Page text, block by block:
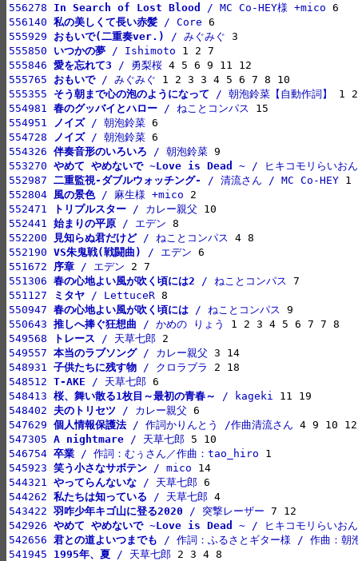
556278 In Search of Lost Blood / MC Co-HEY様 +mico
556140 私の美しくて長い赤髪 / Core
555929 おもいで(二重奏ver.) / みぐみぐ
555850 いつかの夢 / Ishimoto
555846 愛を忘れて3 / 勇梨桜
555765 おもいで / みぐみぐ
555355 そう朝まで心の泡のようになって / 朝泡鈴菜【自動作詞】
554981 春のグッバイとハロー / ねことコンパス
554951
ノイズ / 朝泡鈴菜
554728
ノイズ / 朝泡鈴菜
554326 伴奏音形のいろいろ / 朝泡鈴菜
553270 やめて やめないで ~Love is Dead ~ / ヒキコモリらい
552987 二重監視-ダブルウォッチング-
/ 清流さん / MC Co-HEY
552804 風の景色 / 麻生様 +mico
552471
トリプルスター / カレー親父
552441 始まりの平原 / エデン
552200
見知らぬ君だけど / ねことコンパス
552190 VS朱鬼戦(戦闘曲) / エデン
551672 序章 / エデン
551306 春の心地よい風が吹く頃には2 / ねことコンパス
551127
ミタヤ / LettuceR
550947 春の心地よい風が吹く頃には / ねことコンパス
550643 推しへ捧ぐ狂想曲 / かめの りょう
549568
トレース / 天草七郎
549557 本当のラブソング / カレー親父
548931 子供たちに残す物 / クロラブラ
548512 T-AKE / 天草七郎
548413 桜、舞い散る1枚目～最初の青春～ / kageki
548402 夫のトリセツ / カレー親父
547629 個人情報保護法 / 作詞かりんとう /作曲清流さん
547305 A nightmare / 天草七郎
546754 卒業 / 作詞：むぅさん／作曲：tao_hiro
545923 笑う小さなサボテン / mico
544321 やってらんないな / 天草七郎
544262 私たちは知っている / 天草七郎
543422 羽咋少年キゴ山に登る2020 / 突撃レーザー
542926 やめて やめないで ~Love is Dead ~ / ヒキコモリらい
542656 君との道よいつまでも / 作詞：ふるさとギター様 / 作曲：朝
541945 1995年、夏 / 天草七郎